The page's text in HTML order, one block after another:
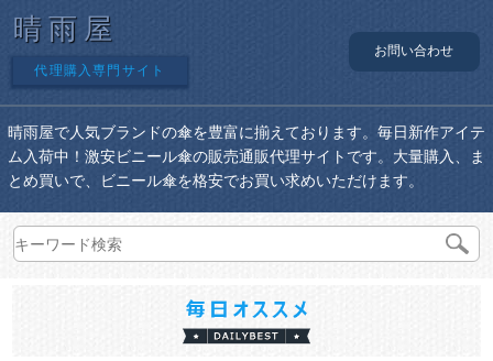
晴雨屋
代理購入専門サイト
お問い合わせ
晴雨屋で人気ブランドの傘を豊富に揃えております。毎日新作アイテ
ム入荷中！激安ビニール傘の販売通販代理サイトです。大量購入、ま
とめ買いで、ビニール傘を格安でお買い求めいただけます。